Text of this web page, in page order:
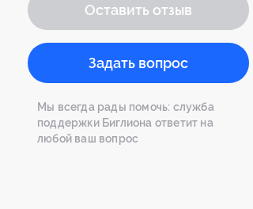
Оставить отзыв
Задать вопрос
Мы всегда рады помочь: служба
поддержки Биглиона ответит на
любой ваш вопрос